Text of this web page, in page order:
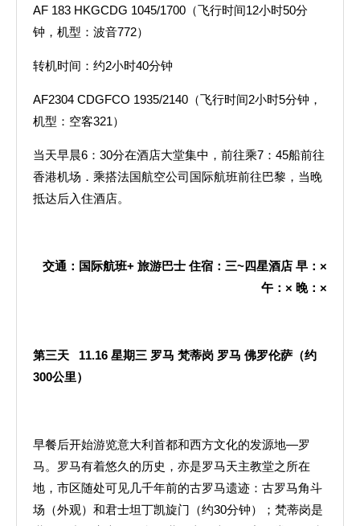
AF 183 HKGCDG 1045/1700（飞行时间12小时50分
钟，机型：波音772）
转机时间：约2小时40分钟
AF2304 CDGFCO 1935/2140（飞行时间2小时5分钟，
机型：空客321）
当天早晨6：30分在酒店大堂集中，前往乘7：45船前往
香港机场．乘搭法国航空公司国际航班前往巴黎，当晚
抵达后入住酒店。
交通：国际航班+ 旅游巴士 住宿：三~四星酒店 早：×
午：× 晚：×
第三天 11.16 星期三 罗马 梵蒂岗 罗马 佛罗伦萨（约
300公里）
早餐后开始游览意大利首都和西方文化的发源地—罗
马。罗马有着悠久的历史，亦是罗马天主教堂之所在
地，市区随处可见几千年前的古罗马遗迹：古罗马角斗
场（外观）和君士坦丁凯旋门（约30分钟）；梵蒂岗是